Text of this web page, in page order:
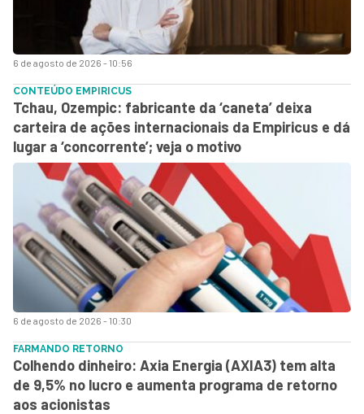
6 de agosto de 2026 - 10:56
6 de agosto de 2026 - 10:30
CONTEÚDO EMPIRICUS
Tchau, Ozempic: fabricante da ‘caneta’ deixa
carteira de ações internacionais da Empiricus e dá
lugar a ‘concorrente’; veja o motivo
FARMANDO RETORNO
Colhendo dinheiro: Axia Energia (AXIA3) tem alta
de 9,5% no lucro e aumenta programa de retorno
aos acionistas